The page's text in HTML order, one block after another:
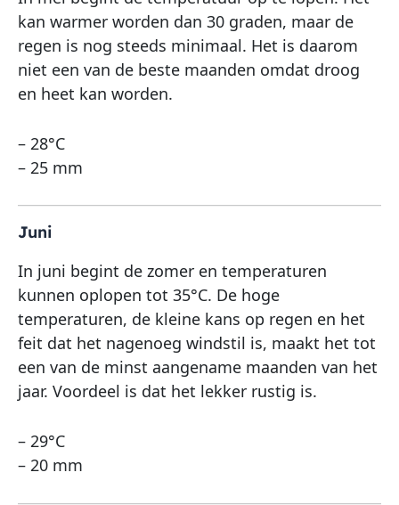
kan warmer worden dan 30 graden, maar de
regen is nog steeds minimaal. Het is daarom
niet een van de beste maanden omdat droog
en heet kan worden.
– 28°C
– 25 mm
Juni
In juni begint de zomer en temperaturen
kunnen oplopen tot 35°C. De hoge
temperaturen, de kleine kans op regen en het
feit dat het nagenoeg windstil is, maakt het tot
een van de minst aangename maanden van het
jaar. Voordeel is dat het lekker rustig is.
– 29°C
– 20 mm